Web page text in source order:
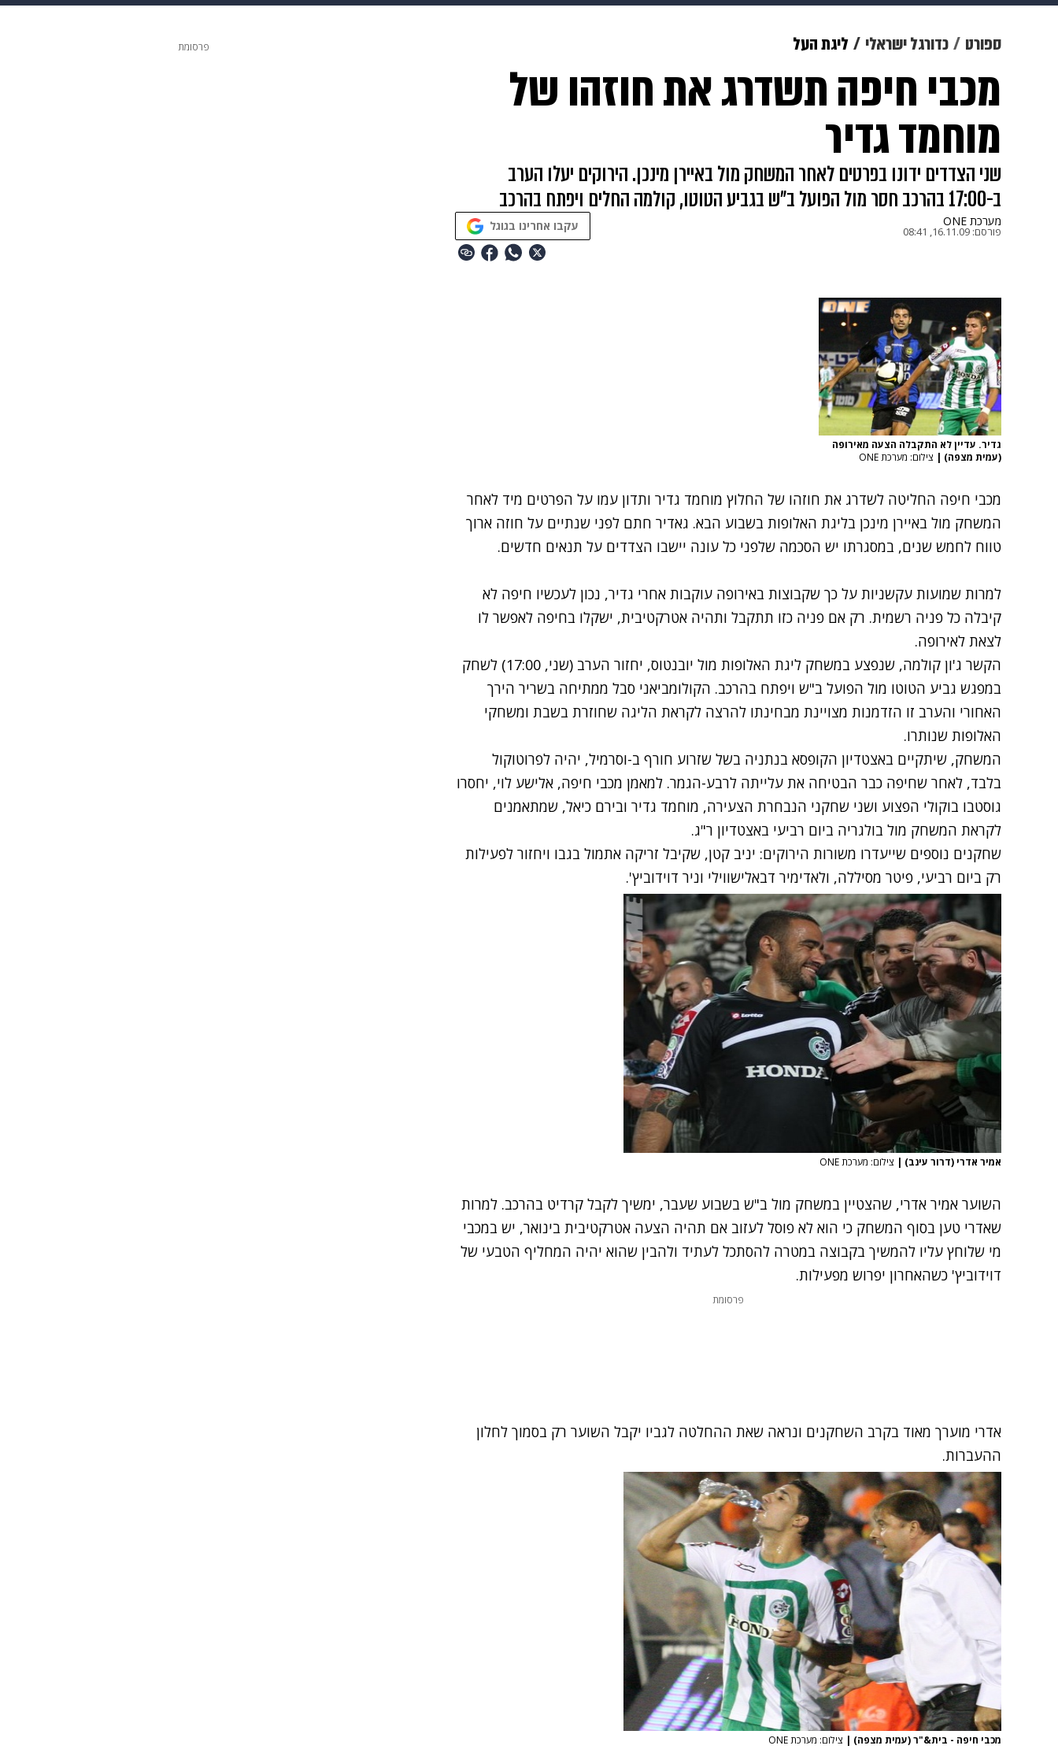
מוזיקה תרבות
דיגיטל ויוה משפט תשעה חודשים פרויקטים מיוחדים
ספורט כדורגל ישראלי ליגת העל
מכבי חיפה תשדרג את חוזהו של
מוחמד גדיר
שני הצדדים ידונו בפרטים לאחר המשחק מול באיירן מינכן. הירוקים יעלו הערב
ב-17:00 בהרכב חסר מול הפועל ב"ש בגביע הטוטו, קולמה החלים ויפתח בהרכב
מערכת ONE
פורסם: 16.11.09, 08:41 עקבו אחרינו בגוגל
גדיר. עדיין לא התקבלה הצעה מאירופה
(עמית מצפה) | צילום: מערכת ONE
מכבי חיפה החליטה לשדרג את חוזהו של החלוץ מוחמד גדיר ותדון עמו על הפרטים מיד לאחר
המשחק מול באיירן מינכן בליגת האלופות בשבוע הבא. גאדיר חתם לפני שנתיים על חוזה ארוך
טווח לחמש שנים, במסגרתו יש הסכמה שלפני כל עונה יישבו הצדדים על תנאים חדשים.
למרות שמועות עקשניות על כך שקבוצות באירופה עוקבות אחרי גדיר, נכון לעכשיו חיפה לא
קיבלה כל פניה רשמית. רק אם פניה כזו תתקבל ותהיה אטרקטיבית, ישקלו בחיפה לאפשר לו
לצאת לאירופה.
הקשר ג'ון קולמה, שנפצע במשחק ליגת האלופות מול יובנטוס, יחזור הערב (שני, 17:00) לשחק
במפגש גביע הטוטו מול הפועל ב"ש ויפתח בהרכב. הקולומביאני סבל ממתיחה בשריר הירך
האחורי והערב זו הזדמנות מצויינת מבחינתו להרצה לקראת הליגה שחוזרת בשבת ומשחקי
האלופות שנותרו.
המשחק, שיתקיים באצטדיון הקופסא בנתניה בשל שזרוע חורף ב-וסרמיל, יהיה לפרוטוקול
בלבד, לאחר שחיפה כבר הבטיחה את עלייתה לרבע-הגמר. למאמן מכבי חיפה, אלישע לוי, יחסרו
גוסטבו בוקולי הפצוע ושני שחקני הנבחרת הצעירה, מוחמד גדיר ובירם כיאל, שמתאמנים
לקראת המשחק מול בולגריה ביום רביעי באצטדיון ר"ג.
שחקנים נוספים שייעדרו משורות הירוקים: יניב קטן, שקיבל זריקה אתמול בגבו ויחזור לפעילות
רק ביום רביעי, פיטר מסיללה, ולאדימיר דבאלישווילי וניר דוידוביץ'.
אמיר אדרי (דרור עינב) | צילום: מערכת ONE
השוער אמיר אדרי, שהצטיין במשחק מול ב"ש בשבוע שעבר, ימשיך לקבל קרדיט בהרכב. למרות
שאדרי טען בסוף המשחק כי הוא לא פוסל לעזוב אם תהיה הצעה אטרקטיבית בינואר, יש במכבי
מי שלוחץ עליו להמשיך בקבוצה במטרה להסתכל לעתיד ולהבין שהוא יהיה המחליף הטבעי של
דוידוביץ' כשהאחרון יפרוש מפעילות.
פרסומת
אדרי מוערך מאוד בקרב השחקנים ונראה שאת ההחלטה לגביו יקבל השוער רק בסמוך לחלון
ההעברות.
מכבי חיפה - בית&"ר (עמית מצפה) | צילום: מערכת ONE
פרסומת